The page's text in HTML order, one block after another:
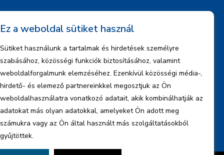
Information
Legal notice
Copyrights
Data management information
Company information
Reports
Ez a weboldal sütiket használ
Sütiket használunk a tartalmak és hirdetések személyre
szabásához, közösségi funkciók biztosításához, valamint
weboldalforgalmunk elemzéséhez. Ezenkívül közösségi média-,
hirdető- és elemező partnereinkkel megosztjuk az Ön
weboldalhasználatra vonatkozó adatait, akik kombinálhatják az
adatokat más olyan adatokkal, amelyeket Ön adott meg
számukra vagy az Ön által használt más szolgáltatásokból
gyűjtöttek.